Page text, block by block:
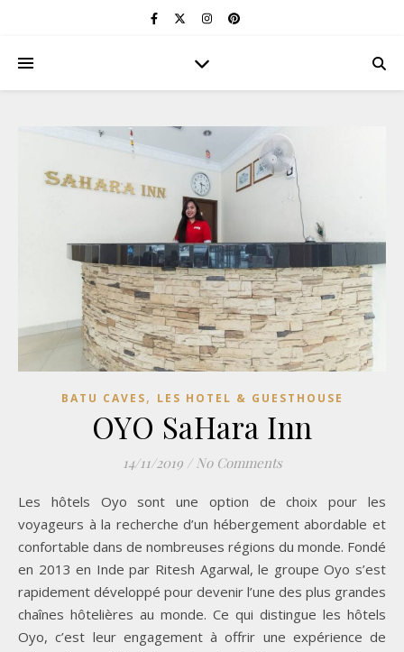
BATU CAVES, LES HOTEL & GUESTHOUSE
OYO SaHara Inn
14/11/2019 / No Comments
Les hôtels Oyo sont une option de choix pour les
voyageurs à la recherche d’un hébergement abordable et
confortable dans de nombreuses régions du monde. Fondé
en 2013 en Inde par Ritesh Agarwal, le groupe Oyo s’est
rapidement développé pour devenir l’une des plus grandes
chaînes hôtelières au monde. Ce qui distingue les hôtels
Oyo, c’est leur engagement à offrir une expérience de